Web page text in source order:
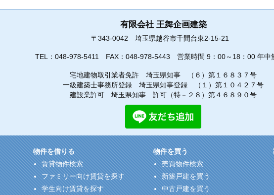
有限会社 王舞企画建築
〒343-0042 埼玉県越谷市千間台東2-15-21
TEL： 048-978-5411 FAX：048-978-5443 営業時間 9：00～18：00 年中
宅地建物取引業者免許 埼玉県知事 （６）第１６８３７号
一級建築士事務所登録 埼玉県知事登録 （１）第１０４２７号
建設業許可 埼玉県知事 許可（特－２８）第４６８９０号
物件を借りる
賃貸物件検索
ファミリー向け賃貸を探す
学生向け賃貸を探す
物件を買う
売買物件検索
新築戸建を買う
中古戸建を買う